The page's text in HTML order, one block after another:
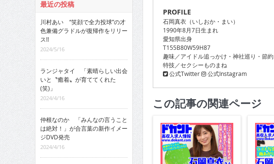
PROFILE
石岡真衣（いしおか・まい）
1990年8月7日生まれ
愛知県出身
T155B80W59H87
趣味／アイドル追っかけ・神社巡り・節約
特技／セクシーものまね
公式Twitter
公式Instagram
この記事の関連ページ
最近の投稿
川村あい “笑顔で全力投球”の才
色兼備グラドルが復帰作をリリー
ス!!
2024/5/16
ランジャタイ 「素晴らしい出会
いと〝癒着〟が育ててくれた
(笑)」
2024/4/16
仲根なのか 「みんなの言うこと
は絶対！」が合言葉の新作イメー
ジDVD発売
2024/4/16